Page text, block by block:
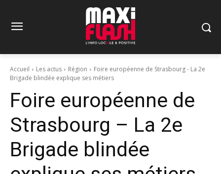
Accueil Les actus Région
Foire européenne de Strasbourg - La 2e
Brigade blindée explique ses métiers
Foire européenne de
Strasbourg – La 2e
Brigade blindée